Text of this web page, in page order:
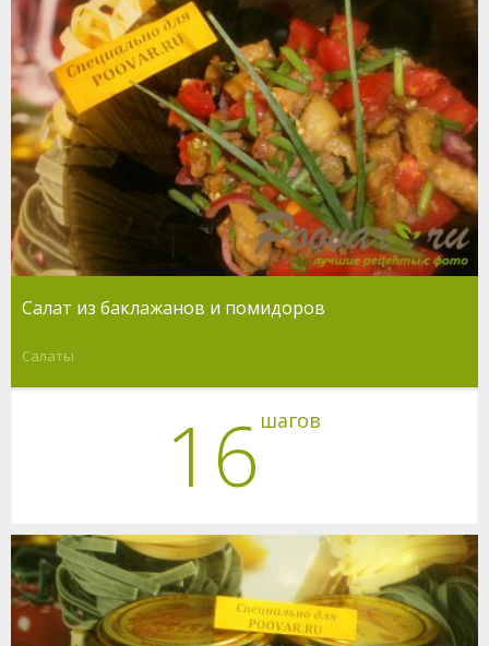
Салат из баклажанов и помидоров
Салаты
16 шагов